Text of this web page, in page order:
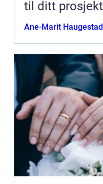
til ditt prosjekt
Ane-Marit Haugestad